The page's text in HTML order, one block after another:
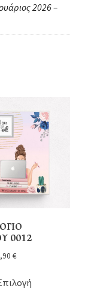
2026 –
0012
€